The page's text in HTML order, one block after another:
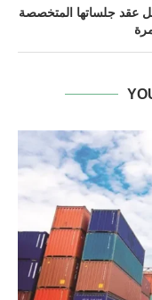
عقد جلساتها المتخصصة